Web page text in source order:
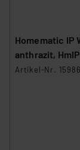
Homematic IP
anthrazit,
Artikel-Nr.